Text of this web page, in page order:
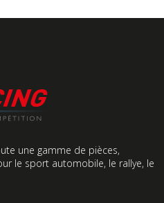
une gamme de pièces,
le sport automobile, le rallye, le